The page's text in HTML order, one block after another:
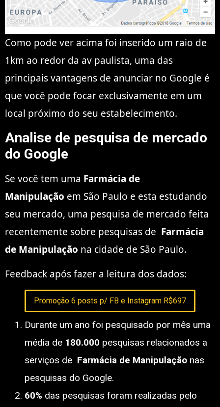
Como pode ver acima foi inserido um raio de
1km ao redor da av paulista, uma das
principais vantagens de anunciar no Google é
que você pode focar exclusivamente em um
local próximo do seu estabelecimento.
Analise de pesquisa de mercado
do Google
Se você tem uma Farmácia de
Manipulação em São Paulo e esta estudando
seu mercado, uma pesquisa de mercado feita
recentemente sobre pesquisas de Farmácia
de Manipulação na cidade de São Paulo.
Feedback após fazer a leitura dos dados:
Promoção 6 posts p/ FB e Instagram R$697
Durante um ano foi pesquisado por mês uma
média de 180.000 pesquisas relacionados a
serviços de Farmácia de Manipulação nas
pesquisas do Google.
60% das pesquisas foram realizadas pelo